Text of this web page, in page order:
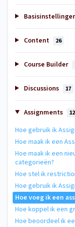
Content 26
Course Builder
Discussions 17
Assignments 12
Hoe gebruik ik
Hoe maak ik een
Hoe maak ik een
categorieën?
Hoe stel ik
Hoe gebruik ik
Hoe voeg ik een
Hoe koppel ik een
Hoe beoordeel ik